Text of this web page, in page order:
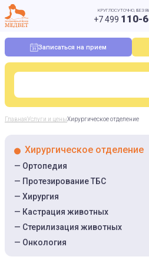
КРУГЛОСУТОЧНО, БЕЗ
+7 499 110-
Записаться на прием
ГлавнаяУслуги и ценыХирургическое отделение
Хирургическое отделение
Ортопедия
Протезирование ТБС
Хирургия
Кастрация животных
Стерилизация животных
Онкология